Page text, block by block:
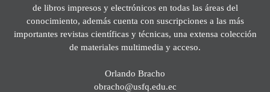
de libros impresos y electrónicos en todas las áreas del
conocimiento, además cuenta con suscripciones a las más
importantes revistas científicas y técnicas, una extensa colección
de materiales multimedia y acceso.
Orlando Bracho
obracho@usfq.edu.ec